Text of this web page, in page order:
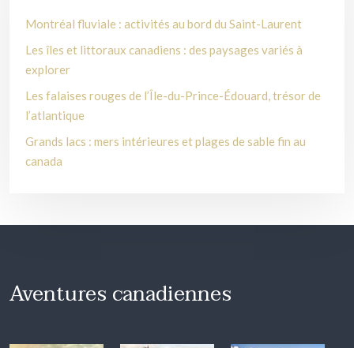
Montréal fluviale : activités au bord du Saint-Laurent
Les îles et littoraux canadiens : des paysages variés à
explorer
Les falaises rouges de l’Île-du-Prince-Édouard, trésor de
l’atlantique
Grands lacs : mers intérieures et plages de sable fin au
canada
Aventures canadiennes